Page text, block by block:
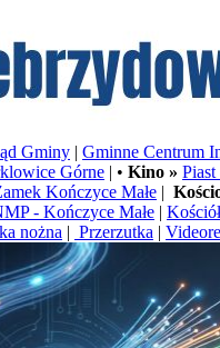
Gminy | Gminne Centrum
Górne | • Kino »
Kończyce Małe |
- Kończyce Małe |
nożna | Przerzutka |